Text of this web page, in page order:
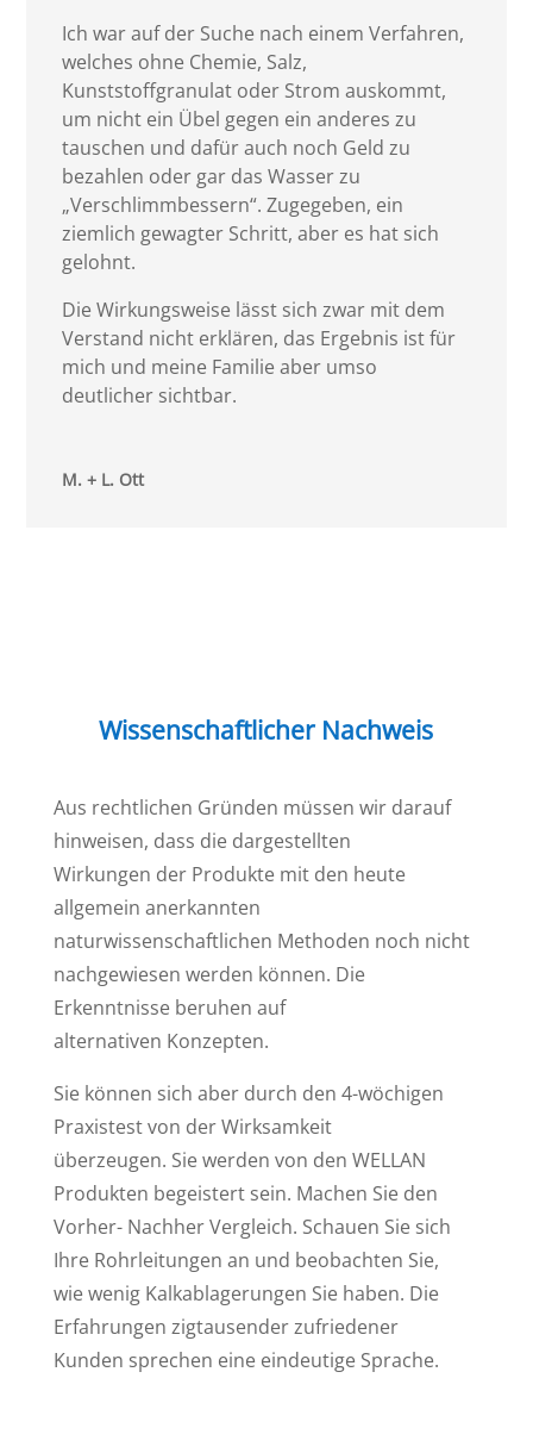
Ich war auf der Suche nach einem Verfahren,
welches ohne Chemie, Salz,
Kunststoffgranulat oder Strom auskommt,
um nicht ein Übel gegen ein anderes zu
tauschen und dafür auch noch Geld zu
bezahlen oder gar das Wasser zu
„Verschlimmbessern“. Zugegeben, ein
ziemlich gewagter Schritt, aber es hat sich
gelohnt.
Die Wirkungsweise lässt sich zwar mit dem
Verstand nicht erklären, das Ergebnis ist für
mich und meine Familie aber umso
deutlicher sichtbar.
M. + L. Ott
Wissenschaftlicher Nachweis
Aus rechtlichen Gründen müssen wir darauf
hinweisen, dass die dargestellten
Wirkungen der Produkte mit den heute
allgemein anerkannten
naturwissenschaftlichen Methoden noch nicht
nachgewiesen werden können. Die
Erkenntnisse beruhen auf
alternativen Konzepten.
Sie können sich aber durch den 4-wöchigen
Praxistest von der Wirksamkeit
überzeugen. Sie werden von den WELLAN
Produkten begeistert sein. Machen Sie den
Vorher- Nachher Vergleich. Schauen Sie sich
Ihre Rohrleitungen an und beobachten Sie,
wie wenig Kalkablagerungen Sie haben. Die
Erfahrungen zigtausender zufriedener
Kunden sprechen eine eindeutige Sprache.